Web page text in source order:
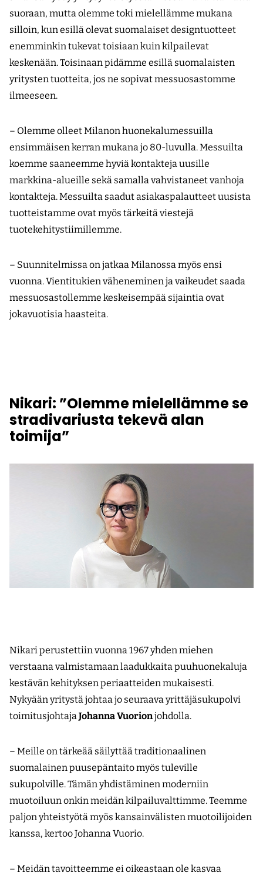
suoraan, mutta olemme toki mielellämme mukana
silloin, kun esillä olevat suomalaiset designtuotteet
enemminkin tukevat toisiaan kuin kilpailevat
keskenään. Toisinaan pidämme esillä suomalaisten
yritysten tuotteita, jos ne sopivat messuosastomme
ilmeeseen.
– Olemme olleet Milanon huonekalumessuilla
ensimmäisen kerran mukana jo 80-luvulla. Messuilta
koemme saaneemme hyviä kontakteja uusille
markkina-alueille sekä samalla vahvistaneet vanhoja
kontakteja. Messuilta saadut asiakaspalautteet uusista
tuotteistamme ovat myös tärkeitä viestejä
tuotekehitystiimillemme.
– Suunnitelmissa on jatkaa Milanossa myös ensi
vuonna. Vientitukien väheneminen ja vaikeudet saada
messuosastollemme keskeisempää sijaintia ovat
jokavuotisia haasteita.
Nikari: ”Olemme mielellämme se
stradivariusta tekevä alan
toimija”
Nikari perustettiin vuonna 1967 yhden miehen
verstaana valmistamaan laadukkaita puuhuonekaluja
kestävän kehityksen periaatteiden mukaisesti.
Nykyään yritystä johtaa jo seuraava yrittäjäsukupolvi
toimitusjohtaja Johanna Vuorionjohdolla.
– Meille on tärkeää säilyttää traditionaalinen
suomalainen puusepäntaito myös tuleville
sukupolville. Tämän yhdistäminen moderniin
muotoiluun onkin meidän kilpailuvalttimme. Teemme
paljon yhteistyötä myös kansainvälisten muotoilijoiden
kanssa, kertoo Johanna Vuorio.
– Meidän tavoitteemme ei oikeastaan ole kasvaa